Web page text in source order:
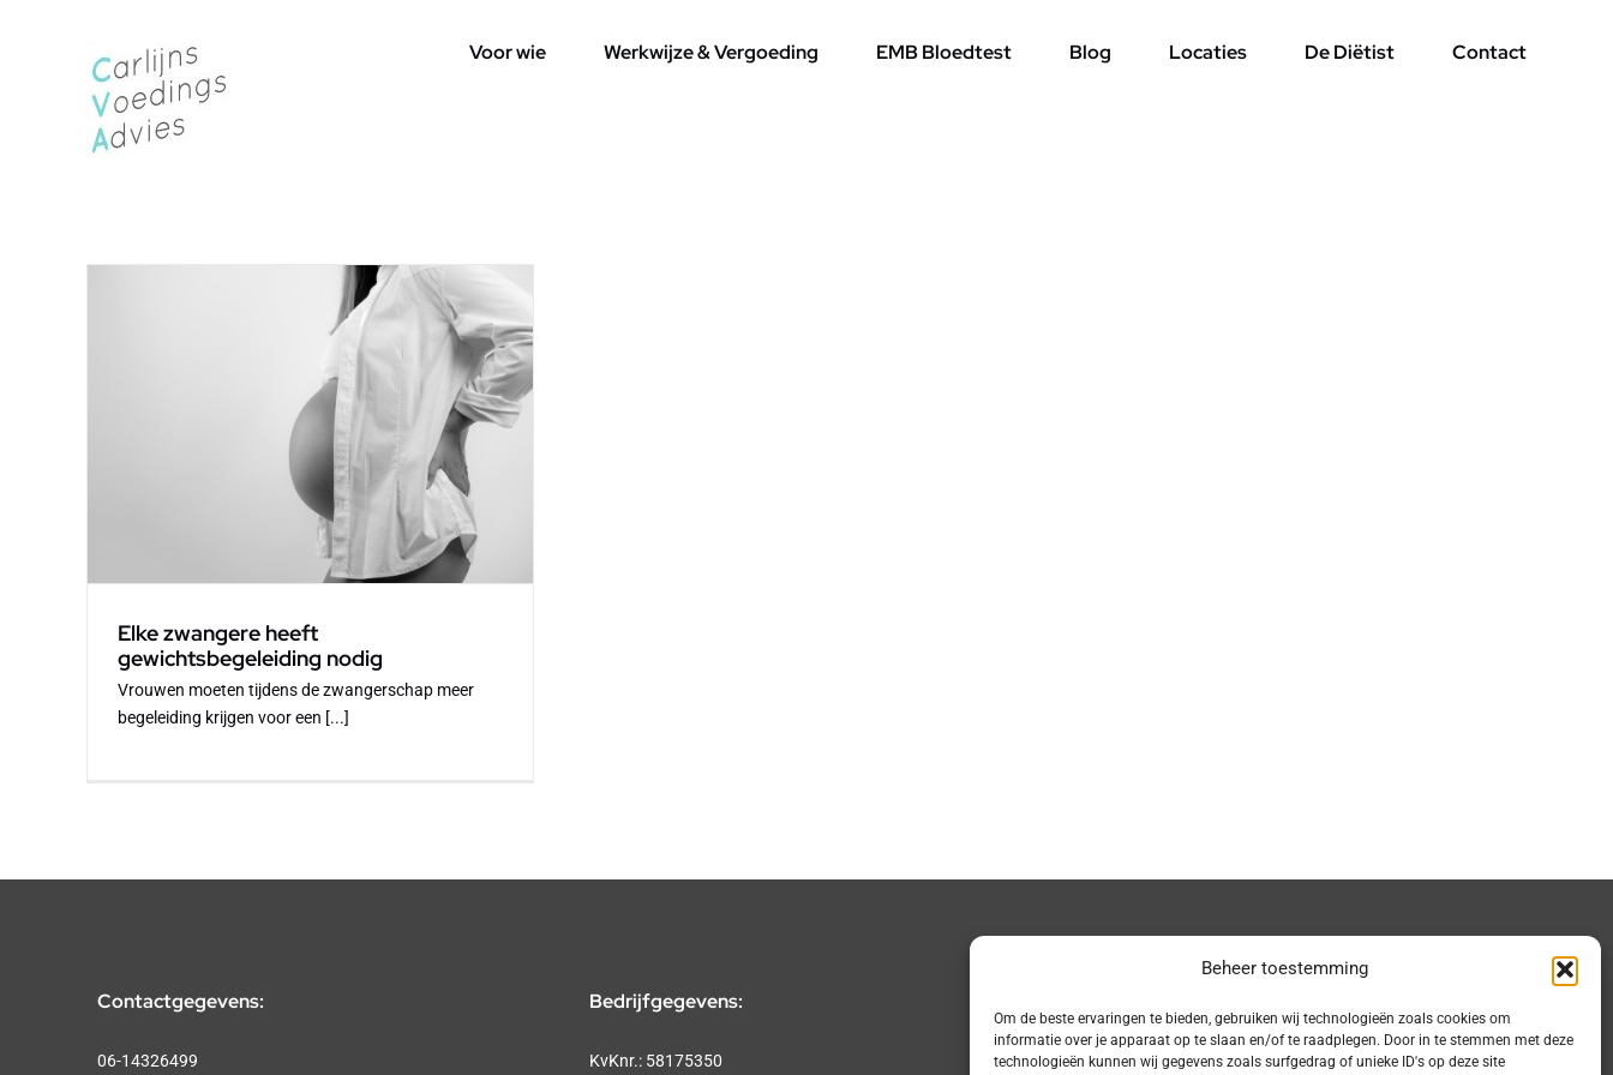
Beheer toestemming
Om de beste ervaringen te bieden, gebruiken wij technologieën zoals cookies om
informatie over je apparaat op te slaan en/of te raadplegen. Door in te stemmen met deze
technologieën kunnen wij gegevens zoals surfgedrag of unieke ID's op deze site
Voor wie Werkwijze & Vergoeding EMB Bloedtest Blog Locaties De Diëtist Contact
Elke zwangere heeft
gewichtsbegeleiding nodig
Vrouwen moeten tijdens de zwangerschap meer
begeleiding krijgen voor een [...]
Contactgegevens:
06-14326499
Bedrijfgegevens:
KvKnr.: 58175350 Zuidlaren: